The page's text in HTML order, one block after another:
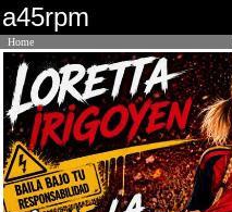
a45rpm
Home